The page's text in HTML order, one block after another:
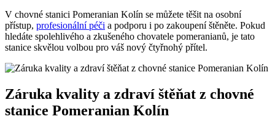
V chovné stanici Pomeranian ‌Kolín se můžete těšit na osobní
přístup, profesionální péči ⁢ a ⁢podporu ‍i po ‌zakoupení štěněte. Pokud
hledáte spolehlivého a zkušeného chovatele pomeranianů,‍ je tato
stanice skvělou⁢ volbou pro váš nový čtyřnohý⁣ přítel.
Záruka kvality‍ a⁣ zdraví štěňat ⁣z ⁢chovné
stanice Pomeranian Kolín